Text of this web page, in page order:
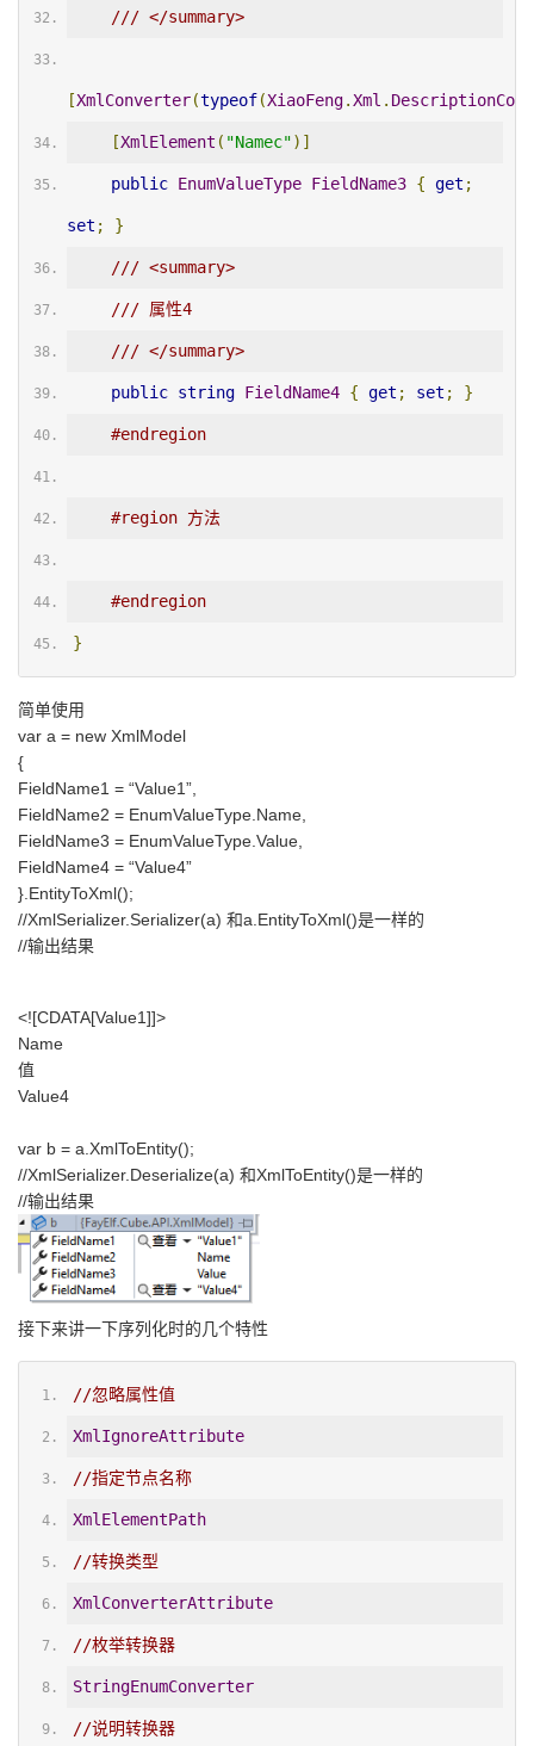
/// </summary>
[XmlConverter(typeof(XiaoFeng.Xml .
[XmlElement ( "Namec")]
public EnumValueType FieldName3 { get ;
set ; }
/// <summary>
/// 属性4
/// </summary>
public string FieldName4 { get ; set ; }
#endregion
#region 方法
#endregion
}
简单使用
var a = new XmlModel
{
FieldName1 = “Value1”,
FieldName2 = EnumValueType.Name,
FieldName3 = EnumValueType.Value,
FieldName4 = “Value4”
}.EntityToXml();
//XmlSerializer.Serializer(a) 和a.EntityToXml()是一样的
//输出结果
<![CDATA[Value1]]>
Name
值
Value4
var b = a.XmlToEntity();
//XmlSerializer.Deserialize(a) 和XmlToEntity()是一样的
//输出结果
接下来讲一下序列化时的几个特性
//忽略属性值
XmlIgnoreAttribute
//指定节点名称
XmlElementPath
//转换类型
XmlConverterAttribute
//枚举转换器
StringEnumConverter
//说明转换器